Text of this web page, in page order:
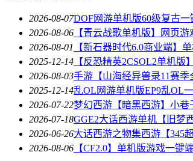
2026-08-07DOF网游单机版60级复古
2026-08-06 【青云战歌单机版】网页
2026-08-01
【新石器时代6.0商业端】
2025-12-14 【反恐精英2CSOL2单机
2026-08-03手游【山海经异兽录11赛
2025-12-14乱OL网游单机版EP9乱OL
2026-07-22梦幻西游【暗黑西游】小巷
2026-07-18GGE2大话西游单机【旧梦
2026-06-26大话西游之物集西游【345
2026-08-06 【CF2.0】单机版游戏一键